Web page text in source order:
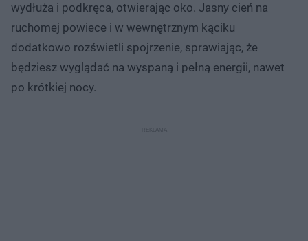
wydłuża i podkręca, otwierając oko. Jasny cień na
ruchomej powiece i w wewnętrznym kąciku
dodatkowo rozświetli spojrzenie, sprawiając, że
będziesz wyglądać na wyspaną i pełną energii, nawet
po krótkiej nocy.